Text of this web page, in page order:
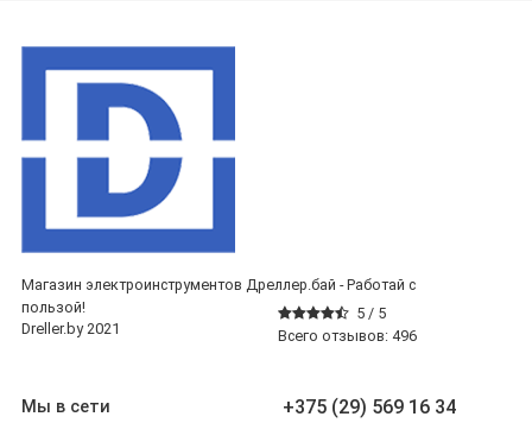
Магазин электроинструментов Дреллер.бай - Работай с
пользой!
5 / 5
Всего отзывов: 496
Dreller.by 2021
+375 (29) 569 16 34
Мы в сети